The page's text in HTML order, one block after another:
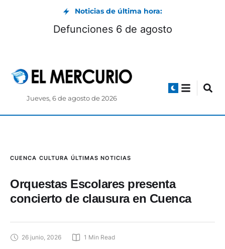
Noticias de última hora:
Defunciones 6 de agosto
Jueves, 6 de agosto de 2026
CUENCA CULTURA ÚLTIMAS NOTICIAS
Orquestas Escolares presenta
concierto de clausura en Cuenca
26 junio, 2026 1 Min Read